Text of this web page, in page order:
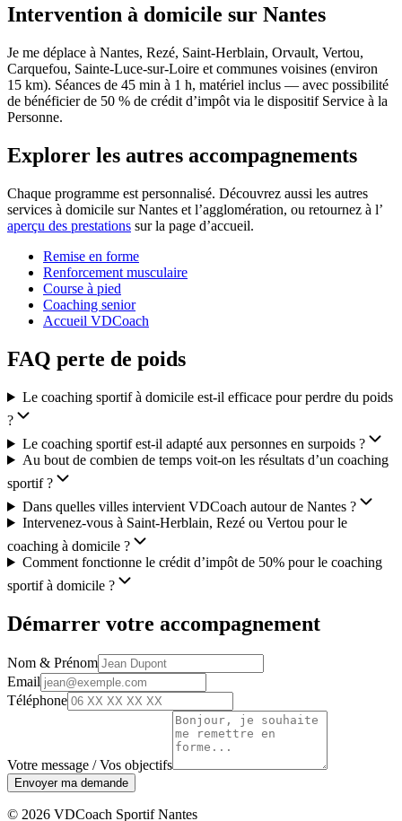
Intervention à domicile sur Nantes
Je me déplace à Nantes, Rezé, Saint-Herblain, Orvault, Vertou,
Carquefou, Sainte-Luce-sur-Loire et communes voisines (environ
15 km). Séances de 45 min à 1 h, matériel inclus — avec possibilité
de bénéficier de 50 % de crédit d’impôt via le dispositif Service à la
Personne.
Explorer les autres accompagnements
Chaque programme est personnalisé. Découvrez aussi les autres
services à domicile sur Nantes et l’agglomération, ou retournez à l’
aperçu des prestations sur la page d’accueil.
Remise en forme
Renforcement musculaire
Course à pied
Coaching senior
Accueil VDCoach
FAQ perte de poids
Le coaching sportif à domicile est-il efficace pour perdre du poids
?
Le coaching sportif est-il adapté aux personnes en surpoids ?
Au bout de combien de temps voit-on les résultats d’un coaching
sportif ?
Dans quelles villes intervient VDCoach autour de Nantes ?
Intervenez-vous à Saint-Herblain, Rezé ou Vertou pour le
coaching à domicile ?
Comment fonctionne le crédit d’impôt de 50% pour le coaching
sportif à domicile ?
Démarrer votre accompagnement
Nom & Prénom
Email
Téléphone
Votre message / Vos objectifs
Envoyer ma demande
© 2026 VDCoach Sportif Nantes